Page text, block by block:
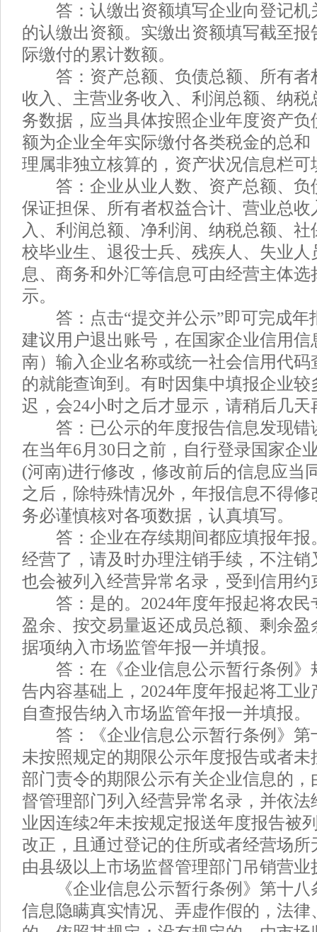
答：认缴出资额填写企业向登记机
的认缴出资额。实缴出资额填写截至报
际缴付的累计数额。
答：资产总额、负债总额、所有者
收入、主营业务收入、利润总额、纳
务数据，应当具体按照企业年度资产
额为企业全年实际缴付各类税金的总和
理属非独立核算的，资产状况信息栏可
答：企业从业人数、资产总额、负
保证担保、所有者权益合计、营业总收
入、利润总额、净利润、纳税总额、
校毕业生、退役士兵、残疾人、失业人
息、商务和外汇等信息可由经营主体选
示。
答：点击“提交并公示”即可完成年
建议用户退出账号，在国家企业信用信
南）输入企业名称或统一社会信用代码
的就能查询到。有时因集中填报企业
迟，会24小时之后才显示，请稍后几天
答：已公示的年度报告信息发现错
在当年6月30日之前，自行登录国家企
(河南)进行修改，修改前后的信息应当
之后，除特殊情况外，年报信息不得
务必谨慎核对各项数据，认真填写。
答：企业在存续期间都应填报年报
经营了，请及时办理注销手续，不注销
也会被列入经营异常名录，受到信用约
答：是的。2024年度年报起将农民
盈余、按交易量返还成员总额、剩余盈
据项纳入市场监管年报一并填报。
答：在《企业信息公示暂行条例》
告内容基础上，2024年度年报起将工
自查报告纳入市场监管年报一并填报。
答：《企业信息公示暂行条例》第
未按照规定的期限公示年度报告或者
部门责令的期限公示有关企业信息的，
督管理部门列入经营异常名录，并依
业因连续2年未按规定报送年度报告被
改正，且通过登记的住所或者经营场
由县级以上市场监督管理部门吊销营业
《企业信息公示暂行条例》第十八
信息隐瞒真实情况、弄虚作假的，法律